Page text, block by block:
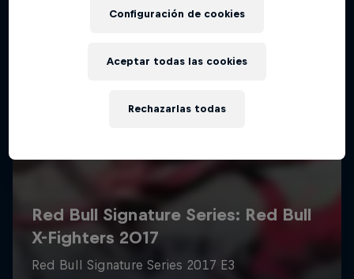
Configuración de cookies
Rechazarlas todas
Aceptar todas las cookies